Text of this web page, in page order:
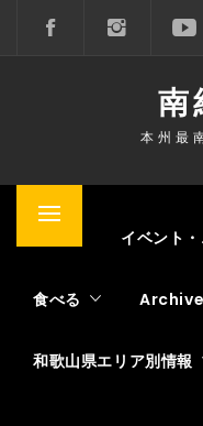
ス
ッ
南
本州最
メ
メ
ュ
イベント
食べる Archive
和歌山県エリア別情報